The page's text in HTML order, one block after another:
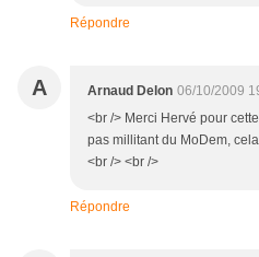
Répondre
A Arnaud Delon 06/10/2009
<br /> Merci Hervé pour
pas millitant du MoDem,
<br /> <br />
Répondre